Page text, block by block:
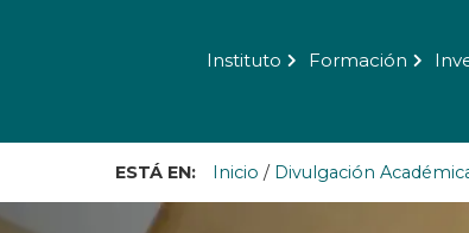
Instituto Formación
ESTÁ EN: Inicio / Divulgación